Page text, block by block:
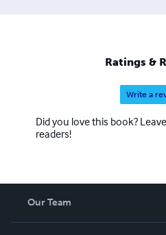
Ratings &
Write a
Did you love this book?
readers!
Our Team